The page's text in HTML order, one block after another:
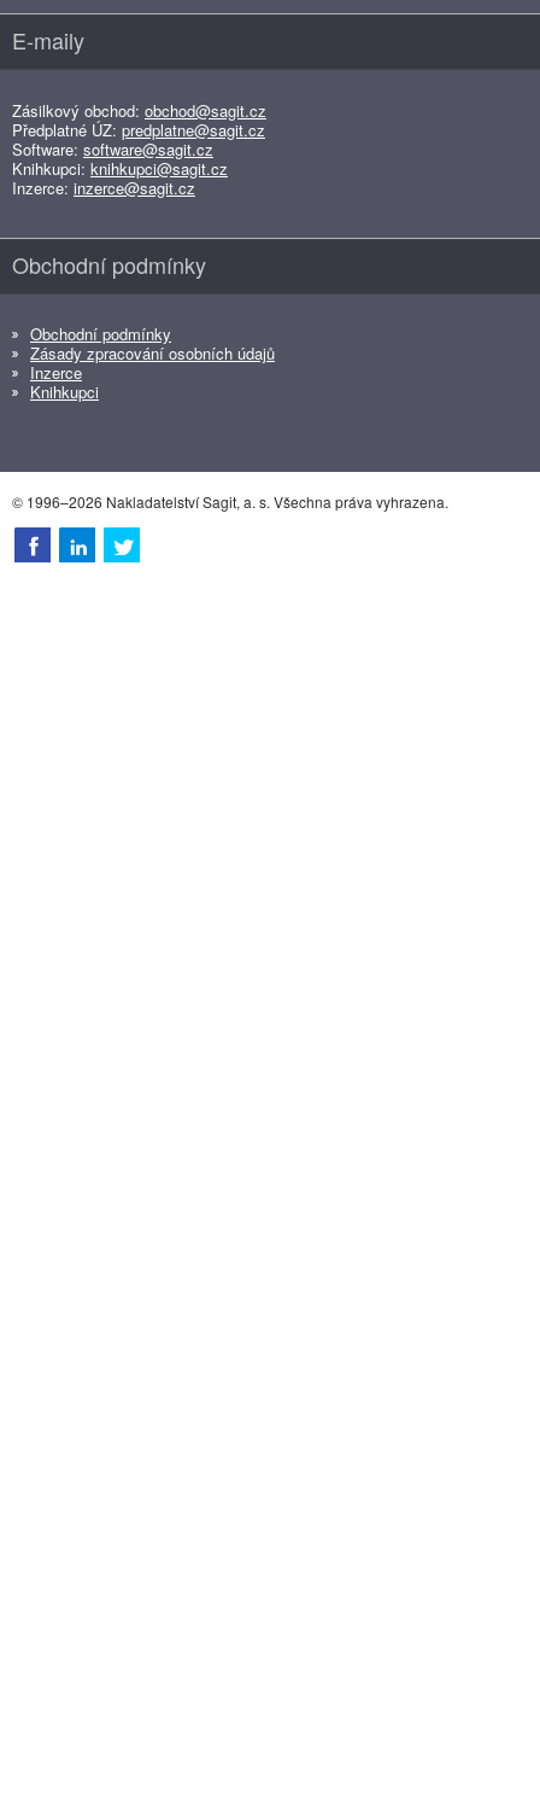
E-maily
Zásilkový obchod: obchod@sagit.cz
Předplatné ÚZ: predplatne@sagit.cz
Software: software@sagit.cz
Knihkupci: knihkupci@sagit.cz
Inzerce: inzerce@sagit.cz
Obchodní podmínky
Obchodní podmínky
Zásady zpracování osobních údajů
Inzerce
Knihkupci
© 1996–2026 Nakladatelství Sagit, a. s. Všechna práva vyhrazena.